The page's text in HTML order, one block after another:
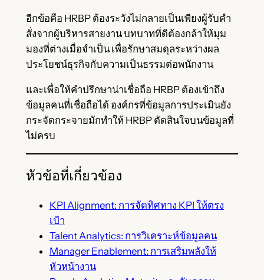
อีกข้อคือ HRBP ต้องระวังไม่กลายเป็นเพียงผู้รับคำ
สั่งจากผู้บริหารสายงาน บทบาทที่ดีต้องกล้าให้มุม
มองที่ต่างเมื่อจำเป็น เพื่อรักษาสมดุลระหว่างผล
ประโยชน์ธุรกิจกับความเป็นธรรมต่อพนักงาน
และเพื่อให้คำปรึกษาน่าเชื่อถือ HRBP ต้องเข้าถึง
ข้อมูลคนที่เชื่อถือได้ องค์กรที่ข้อมูลการประเมินยัง
กระจัดกระจายมักทำให้ HRBP ตัดสินใจบนข้อมูลที่
ไม่ครบ
หัวข้อที่เกี่ยวข้อง
KPI Alignment: การจัดทิศทาง KPI ให้ตรง
เป้า
Talent Analytics: การวิเคราะห์ข้อมูลคน
Manager Enablement: การเสริมพลังให้
หัวหน้างาน